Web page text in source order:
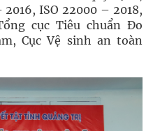
ISO 22000 – 2018,
cục Tiêu chuẩn Đo
Cục Vệ sinh an toàn